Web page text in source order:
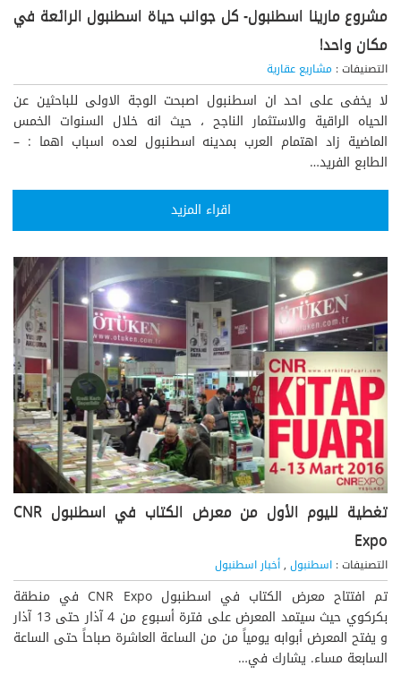
مشروع مارينا اسطنبول- كل جوانب حياة اسطنبول الرائعة في
مكان واحد!
التصنيفات : مشاريع عقارية
لا يخفى على احد ان اسطنبول اصبحت الوجة الاولى للباحثين عن
الحياه الراقية والاستثمار الناجح ، حيث انه خلال السنوات الخمس
الماضية زاد اهتمام العرب بمدينه اسطنبول لعده اسباب اهما : –
الطابع الفريد…
اقراء المزيد
تغطية لليوم الأول من معرض الكتاب في اسطنبول CNR
Expo
التصنيفات : اسطنبول ,أخبار اسطنبول
تم افتتاح معرض الكتاب في اسطنبول CNR Expo في منطقة
بكركوي حيث سيتمد المعرض على فترة أسبوع من 4 آذار حتى 13 آذار
و يفتح المعرض أبوابه يومياً من من الساعة العاشرة صباحاً حتى الساعة
السابعة مساء. يشارك في…